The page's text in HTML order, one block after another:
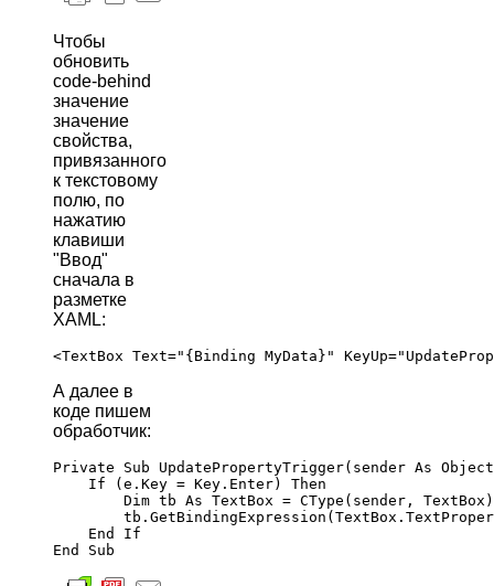
Чтобы
обновить
code-behind
значение
значение
свойства,
привязанного
к текстовому
полю, по
нажатию
клавиши
"Ввод"
сначала в
разметке
XAML:
А далее в
коде пишем
обработчик:
Private Sub UpdatePropertyTrigger(sender As
    If (e.Key = Key.Enter) Then
        Dim tb As TextBox = CType(sender, TextBox)
    End If